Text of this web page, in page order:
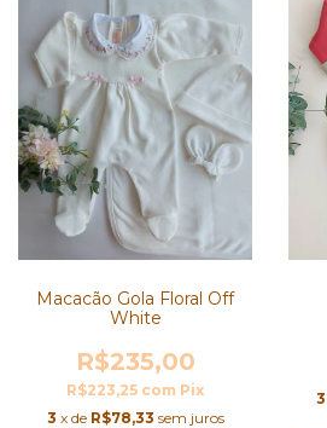
Macacão Gola Floral Off
White
R$235,00
R$223,25 com Pix
3 x de R$78,33 sem juros
3